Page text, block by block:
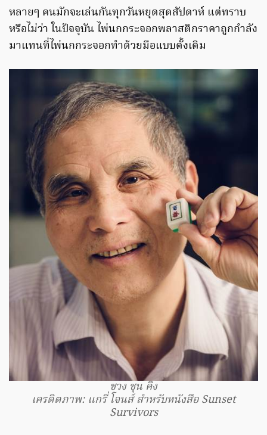
หลายๆ คนมักจะเล่นกันทุกวันหยุดสุดสัปดาห์ แต่ทราบ
หรือไม่ว่า ในปัจจุบัน ไพ่นกกระจอกพลาสติกราคาถูกกำลัง
มาแทนที่ไพ่นกกระจอกทำด้วยมือแบบดั้งเดิม
ชวง ชุน คิง
เครดิตภาพ: แกรี่ โจนส์ สำหรับหนังสือ Sunset
Survivors